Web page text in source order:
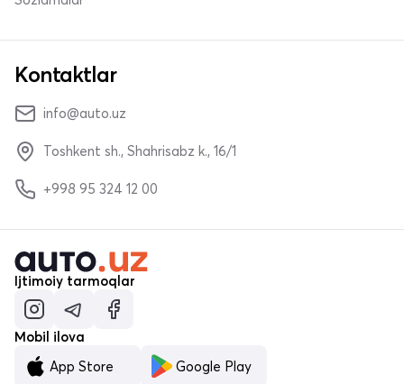
Kontaktlar
info@auto.uz
Toshkent sh., Shahrisabz k., 16/1
+998 95 324 12 00
Ijtimoiy tarmoqlar
Mobil ilova
App Store
Google Play